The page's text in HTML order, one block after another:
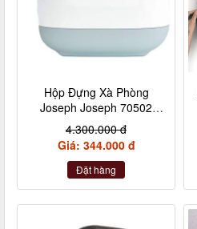
Hộp Đựng Xà Phòng
Joseph Joseph 70502
Slim
4.300.000 đ
Giá: 344.000 đ
Đặt hàng